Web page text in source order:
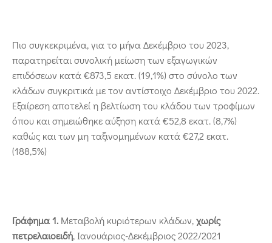
Πιο συγκεκριμένα, για το μήνα Δεκέμβριο του 2023,
παρατηρείται συνολική μείωση των εξαγωγικών
επιδόσεων κατά €873,5 εκατ. (19,1%) στο σύνολο των
κλάδων συγκριτικά με τον αντίστοιχο Δεκέμβριο του 2022.
Εξαίρεση αποτελεί η βελτίωση του κλάδου των τροφίμων
όπου και σημειώθηκε αύξηση κατά €52,8 εκατ. (8,7%)
καθώς και των μη ταξινομημένων κατά €27,2 εκατ.
(188,5%)
Γράφημα 1. Μεταβολή κυριότερων κλάδων,χωρίς
πετρελαιοειδή, Ιανουάριος-Δεκέμβριος 2022/2021